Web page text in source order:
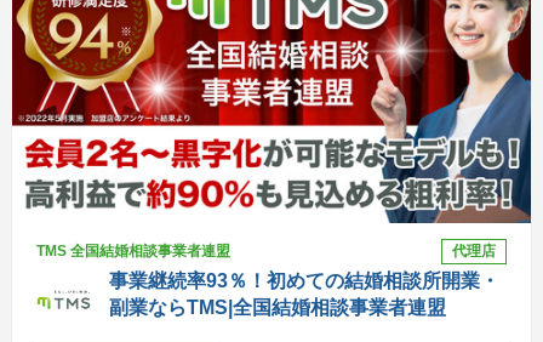
TMS 全国結婚相談事業者連盟 代理店
事業継続率93％！初めての結婚相談所開業・
副業ならTMS|全国結婚相談事業者連盟